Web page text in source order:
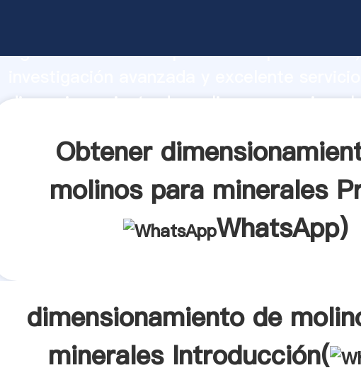
Agarrando fuerte capacidad de
dimensionamiento de molinos para
Obtener
molinos para minerales
WhatsApp)
dimensionamiento de
minerales Introducción(